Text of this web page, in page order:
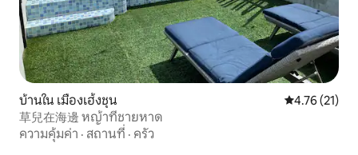
บ้านใน เมืองเฮ้งชุน คะแนนเฉลี่ย
4.76 (21)
草兒在海邊 หญ้าที่ชายหาด
ความคุ้มค่า · สถานที่ · ครัว